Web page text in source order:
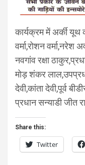
कार्यक्रम में अर्की यूथ
वर्मा,रोशन वर्मा,नरेश
नवगांव रक्षा
मोड़ शंकर
देवी,कांता देवी,पूर्व
प्रधान सन्याडी जीत
Share this:
Twitter